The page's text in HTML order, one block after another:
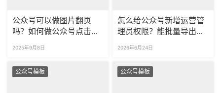
公众号可以做图片翻页
吗？如何做公众号点击信
2025年9月8日
怎么给公众号新增运营管
理员权限？能批量导出公
2026年6月24日
公众号模板 公众号模板